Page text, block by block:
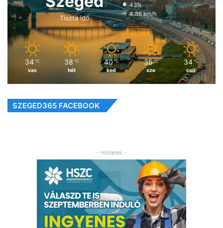
Tiszta idő
43%
4.86 km/h
34 ℃
vas
38 ℃
hét
40 ℃
ked
35 ℃
sze
34 ℃
csü
SZEGED365 FACEBOOK
- Hirdetés -